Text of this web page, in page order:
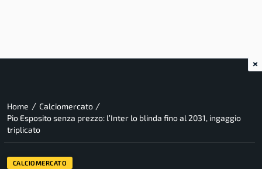
Home / Calciomercato /
Pio Esposito senza prezzo: l’Inter lo blinda fino al 2031, ingaggio
triplicato
CALCIOMERCATO
×